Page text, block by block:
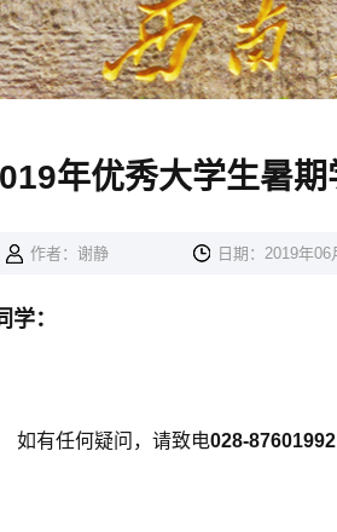
年优秀大学生暑
作者：谢静 日期：2019年06
：
如有任何疑问，请致电028-87601992